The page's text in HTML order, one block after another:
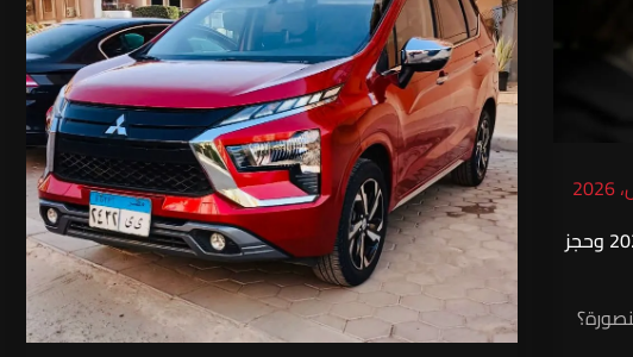
ليموزين مطار برج العرب إلى المنصورة | أسعار 2026 وحجز